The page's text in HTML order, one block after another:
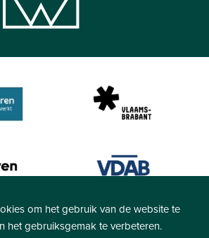
om het gebruik van de website te
het gebruiksgemak te verbeteren.